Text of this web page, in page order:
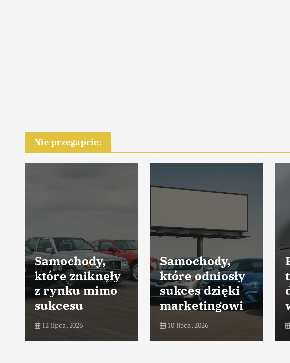
Nie przegapcie:
Samochody,
które zniknęły
z rynku mimo
sukcesu
12 lipca, 2026
Samochody,
które odniosły
sukces dzięki
marketingowi
10 lipca, 2026